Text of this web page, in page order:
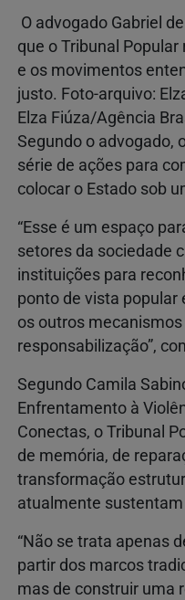
O advogado Gabriel
que o Tribunal
e os movimentos
justo. Foto-arquivo:
Elza Fiúza/Agência
Segundo o advogado,
série de ações para
colocar o Estado sob
“Esse é um espaço
setores da sociedade
instituições para
ponto de vista
os outros
responsabilização”,
Segundo Camila
Enfrentamento à
Conectas, o Tribunal
de memória, de
transformação
atualmente sustentam
“Não se trata apenas
partir dos marcos
mas de construir uma